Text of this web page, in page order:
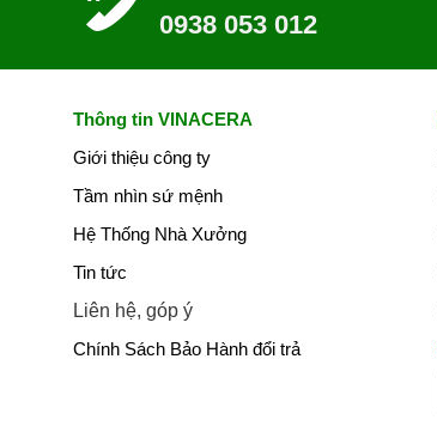
0938 053 012
Thông tin VINACERA
Giới thiệu công ty
Tầm nhìn sứ mệnh
Hệ Thống Nhà Xưởng
Tin tức
Liên hệ, góp ý
Chính Sách Bảo Hành đổi trả